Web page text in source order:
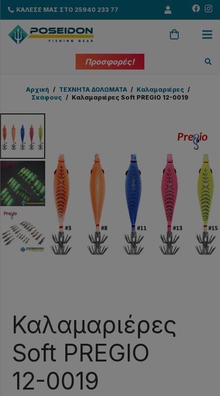
ΚΑΛΕΣΕ ΜΑΣ ΣΤΟ 25940 233 77
Προσφορές!
Αρχική / ΤΕΧΝΗΤΑ ΔΟΛΩΜΑΤΑ / Καλαμαριέρες /
Σκάφους / Καλαμαριέρες Soft PREGIO 12-0019
Καλαμαριέρες
Soft PREGIO
12-0019